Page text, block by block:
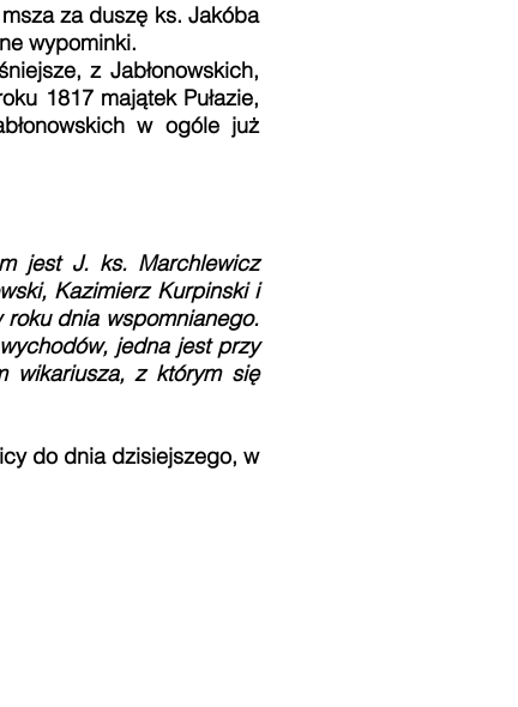
za duszę ks. Jakóba
wypominki.
z Jabłonowskich,
1817 majątek Pułazie,
w ogóle już
jest J. ks. Marchlewicz
Kazimierz Kurpinski i
dnia wspomnianego.
jedna jest przy
wikariusza, z którym się
do dnia dzisiejszego, w